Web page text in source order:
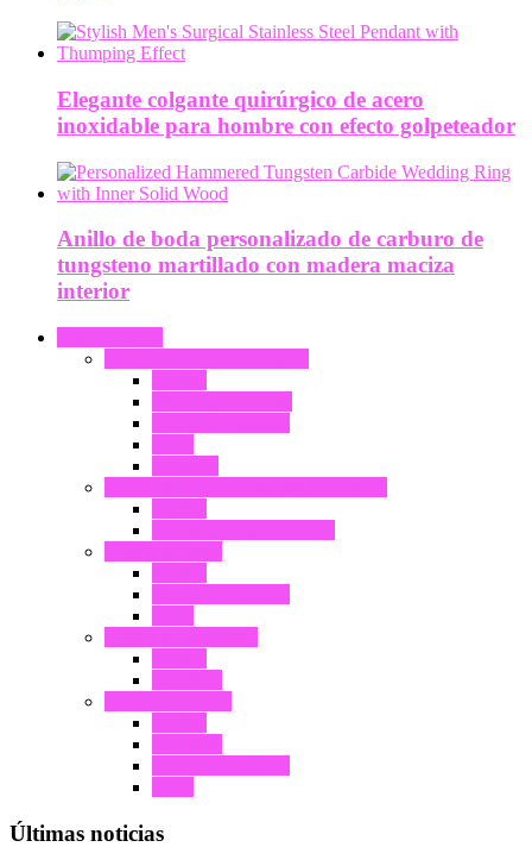
Elegante colgante quirúrgico de acero
inoxidable para hombre con efecto golpeteador
Anillo de boda personalizado de carburo de
tungsteno martillado con madera maciza
interior
Últimas noticias